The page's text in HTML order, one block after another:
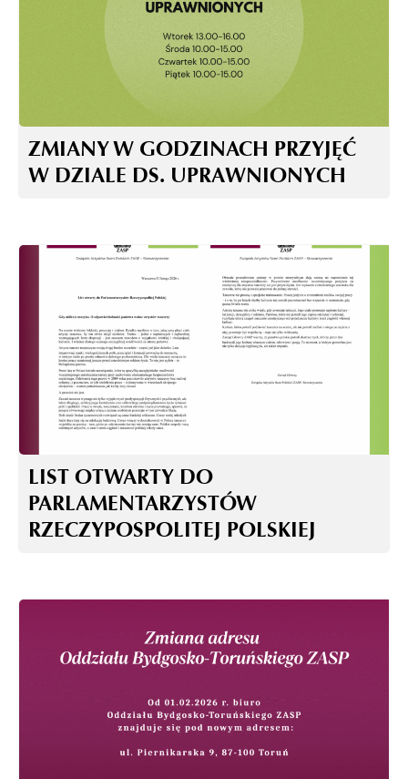
ZMIANY W GODZINACH PRZYJĘĆ
W DZIALE DS. UPRAWNIONYCH
LIST OTWARTY DO
PARLAMENTARZYSTÓW
RZECZYPOSPOLITEJ POLSKIEJ